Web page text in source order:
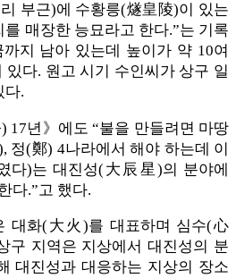
부근)에 수황릉(燧皇陵)이 있는
매장한 능묘라고 한다.”는 기록
지 남아 있는데 높이가 약 10여
다. 원고 시기 수인씨가 상구 일
다.
17년》에도 “불을 만들려면 마땅
정(鄭) 4나라에서 해야 하는데 이
다)는 대진성(大辰星)의 분야에
다.”고 했다.
대화(大火)를 대표하며 심수(心
구 지역은 지상에서 대진성의 분
대진성과 대응하는 지상의 장소